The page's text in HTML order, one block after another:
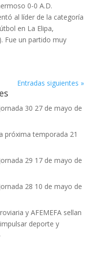
0-0 A.D.
al líder de la categoría
en La Elipa,
Fue un partido muy
Entradas siguientes »
30 27 de mayo de
próxima temporada 21
29 17 de mayo de
28 10 de mayo de
y AFEMEFA sellan
deporte y